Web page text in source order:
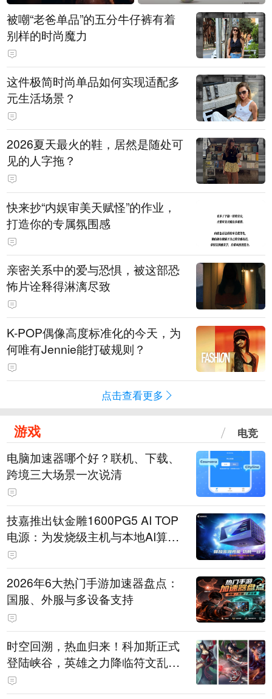
被嘲“老爸单品”的五分牛仔裤有着
别样的时尚魔力
这件极简时尚单品如何实现适配多
元生活场景？
2026夏天最火的鞋，居然是随处可
见的人字拖？
快来抄“内娱审美天赋怪”的作业，
打造你的专属氛围感
亲密关系中的爱与恐惧，被这部恐
怖片诠释得淋漓尽致
K-POP偶像高度标准化的今天，为
何唯有Jennie能打破规则？
点击查看更多
游戏 电竞
电脑加速器哪个好？联机、下载、
跨境三大场景一次说清
技嘉推出钛金雕1600PG5 AI TOP
电源：为发烧级主机与本地AI算力
打造旗舰供电方案
2026年6大热门手游加速器盘点：
国服、外服与多设备支持
时空回溯，热血归来！科加斯正式
登陆峡谷，英雄之力降临符文乱
斗！